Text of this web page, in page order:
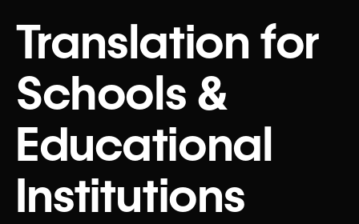
Translation for
Schools &
Educational
Institutions